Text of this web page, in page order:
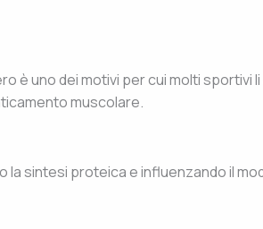
è uno dei motivi per cui molti sportivi
muscolare.
sintesi proteica e influenzando il